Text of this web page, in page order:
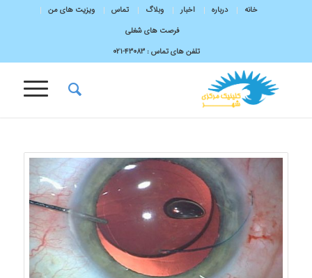
خانه درباره اخبار وبلاگ تماس
ویزیت های من
فرصت های شغلی
تلفن های تماس :43083-۰۲۱